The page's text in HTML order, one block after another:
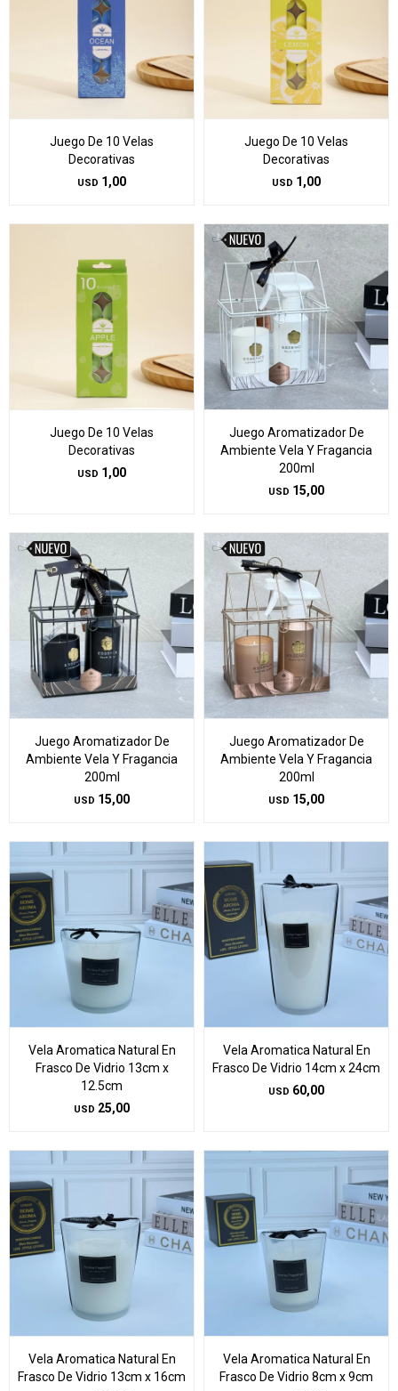
Juego De 10 Velas
Decorativas
USD 1,00
Juego De 10 Velas
Decorativas
USD 1,00
Juego De 10 Velas
Decorativas
USD 1,00
Juego Aromatizador De
Ambiente Vela Y Fragancia
200ml
USD 15,00
Juego Aromatizador De
Ambiente Vela Y Fragancia
200ml
USD 15,00
Juego Aromatizador De
Ambiente Vela Y Fragancia
200ml
USD 15,00
Vela Aromatica Natural En
Frasco De Vidrio 13cm x
12.5cm
USD 25,00
Vela Aromatica Natural En
Frasco De Vidrio 14cm x 24cm
USD 60,00
Vela Aromatica Natural En
Frasco De Vidrio 13cm x 16cm
Vela Aromatica Natural En
Frasco De Vidrio 8cm x 9cm